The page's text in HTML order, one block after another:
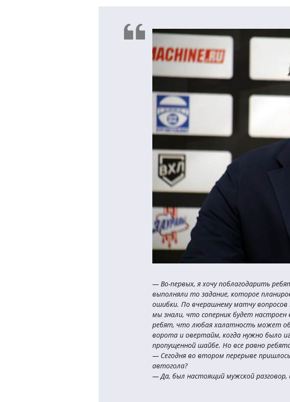
— Во-первых, я хочу поблагодарить
выполняли то задание, которое
ошибки. По вчерашнему матчу вопросов
мы знали, что соперник будет
ребят, что любая халатность может
ворота и овертайм, когда нужно было
пропущенной шайбе. Но все равно
— Сегодня во втором перерыве
автогола?
— Да, был настоящий мужской разговор,